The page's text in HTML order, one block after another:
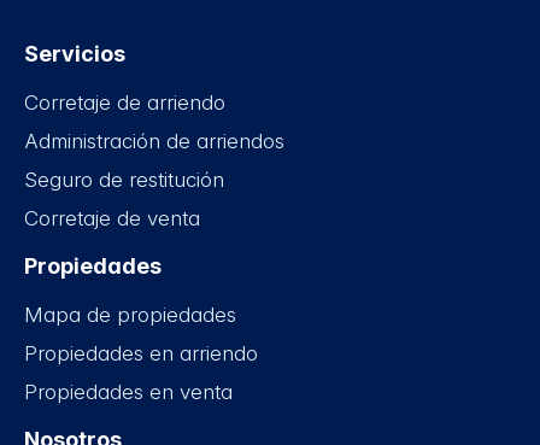
Servicios
Corretaje de arriendo
Administración de arriendos
Seguro de restitución
Corretaje de venta
Propiedades
Mapa de propiedades
Propiedades en arriendo
Propiedades en venta
Nosotros